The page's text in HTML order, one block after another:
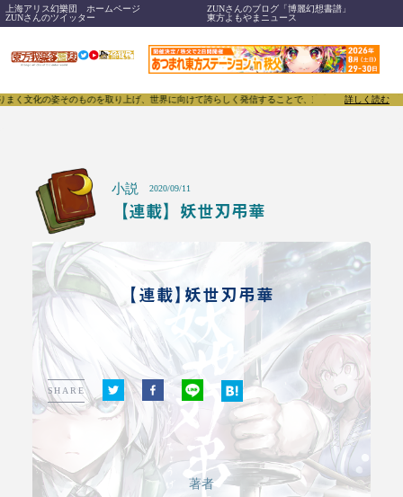
上海アリス幻樂団 ホームページ
ZUNさんのブログ「博麗幻想書譜」
ZUNさんのツイッター
東方よもやまニュース
のを取り上げ、世界に向けて誇らしく発信することで、東方Projectのみならず「同人文化」
詳しく読む
小説 2020/09/11
【連載】妖世刃弔華
【連載】妖世刃弔華
SHARE
著者